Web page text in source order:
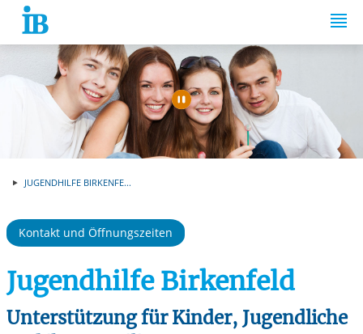
Springe zum Inhalt
Automatische
JUGENDHILFE BIRKENFE...
Kontakt und Öffnungszeiten
Jugendhilfe Birkenfeld
Unterstützung für Kinder, Jugendliche